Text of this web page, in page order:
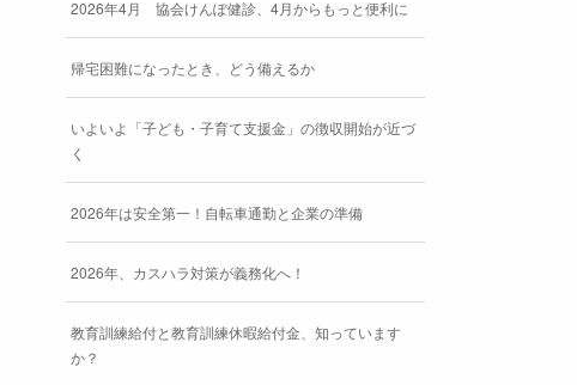
2026年4月 協会けんぽ健診、4月からもっと便利に
帰宅困難になったとき、どう備えるか
いよいよ「子ども・子育て支援金」の徴収開始が近づ
く
2026年は安全第一！自転車通勤と企業の準備
2026年、カスハラ対策が義務化へ！
教育訓練給付と教育訓練休暇給付金、知っています
か？